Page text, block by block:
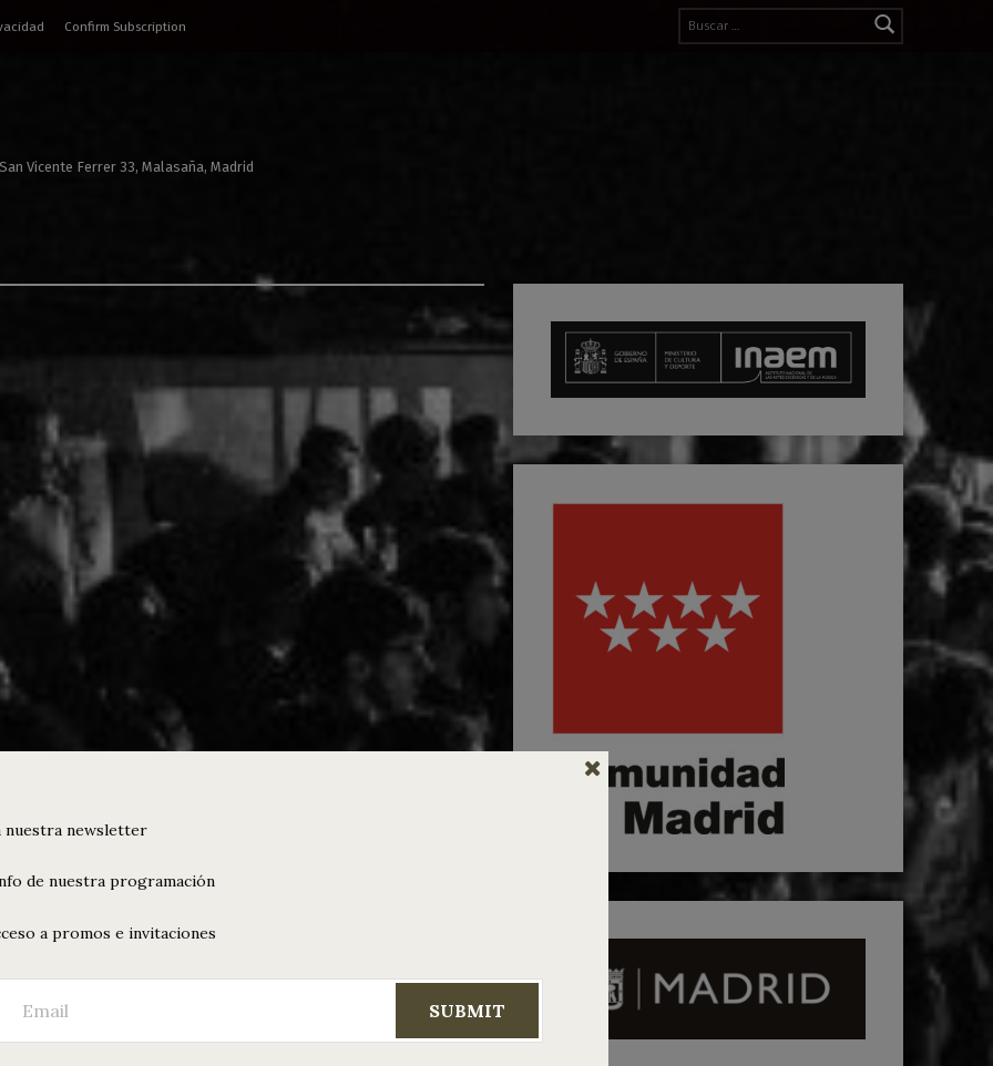
Buscar:
Confirm Subscription
Vicente Ferrer 33, Malasaña, Madrid
nuestra newsletter
de nuestra programación
a promos e invitaciones
SUBMIT